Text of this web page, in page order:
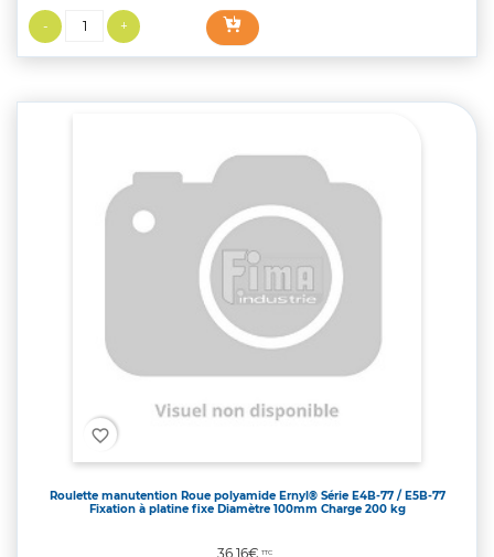
favorite_border
Roulette manutention Roue polyamide Ernyl® Série E4B-77 / E5B-77
Fixation à platine fixe Diamètre 100mm Charge 200 kg
Prix
36,16€TTC